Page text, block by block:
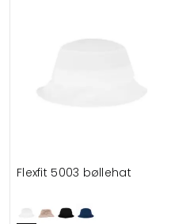
Flexfit 5003 bøllehat